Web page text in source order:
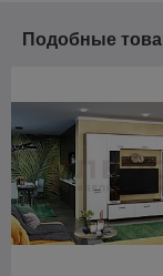
Подобные